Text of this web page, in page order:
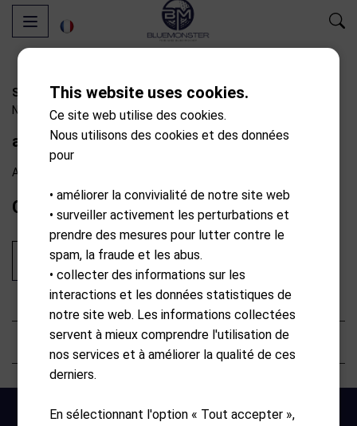
S17-A2310
N/A
aim W12 Montre de golf
Available from external warehouse
CHF 349.00
Ajouter au panier
Description
This website uses cookies.
Ce site web utilise des cookies.
Nous utilisons des cookies et des données
pour
• améliorer la convivialité de notre site web
• surveiller activement les perturbations et
prendre des mesures pour lutter contre le
spam, la fraude et les abus.
• collecter des informations sur les
interactions et les données statistiques de
notre site web. Les informations collectées
servent à mieux comprendre l'utilisation de
nos services et à améliorer la qualité de ces
derniers.
En sélectionnant l'option « Tout accepter »,